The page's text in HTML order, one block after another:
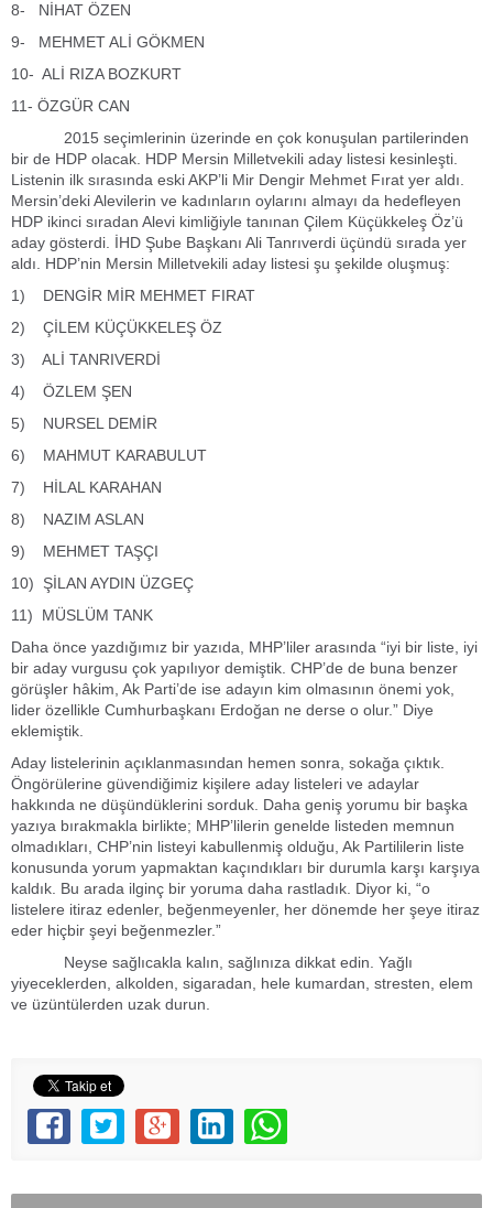
8- NİHAT ÖZEN
9- MEHMET ALİ GÖKMEN
10- ALİ RIZA BOZKURT
11- ÖZGÜR CAN
2015 seçimlerinin üzerinde en çok konuşulan partilerinden
bir de HDP olacak. HDP Mersin Milletvekili aday listesi kesinleşti.
Listenin ilk sırasında eski AKP’li Mir Dengir Mehmet Fırat yer aldı.
Mersin’deki Alevilerin ve kadınların oylarını almayı da hedefleyen
HDP ikinci sıradan Alevi kimliğiyle tanınan Çilem Küçükkeleş Öz’ü
aday gösterdi. İHD Şube Başkanı Ali Tanrıverdi üçündü sırada yer
aldı. HDP’nin Mersin Milletvekili aday listesi şu şekilde oluşmuş:
1) DENGİR MİR MEHMET FIRAT
2) ÇİLEM KÜÇÜKKELEŞ ÖZ
3) ALİ TANRIVERDİ
4) ÖZLEM ŞEN
5) NURSEL DEMİR
6) MAHMUT KARABULUT
7) HİLAL KARAHAN
8) NAZIM ASLAN
9) MEHMET TAŞÇI
10) ŞİLAN AYDIN ÜZGEÇ
11) MÜSLÜM TANK
Daha önce yazdığımız bir yazıda, MHP’liler arasında “iyi bir liste, iyi
bir aday vurgusu çok yapılıyor demiştik. CHP’de de buna benzer
görüşler hâkim, Ak Parti’de ise adayın kim olmasının önemi yok,
lider özellikle Cumhurbaşkanı Erdoğan ne derse o olur.” Diye
eklemiştik.
Aday listelerinin açıklanmasından hemen sonra, sokağa çıktık.
Öngörülerine güvendiğimiz kişilere aday listeleri ve adaylar
hakkında ne düşündüklerini sorduk. Daha geniş yorumu bir başka
yazıya bırakmakla birlikte; MHP’lilerin genelde listeden memnun
olmadıkları, CHP’nin listeyi kabullenmiş olduğu, Ak Partililerin liste
konusunda yorum yapmaktan kaçındıkları bir durumla karşı karşıya
kaldık. Bu arada ilginç bir yoruma daha rastladık. Diyor ki, “o
listelere itiraz edenler, beğenmeyenler, her dönemde her şeye itiraz
eder hiçbir şeyi beğenmezler.”
Neyse sağlıcakla kalın, sağlınıza dikkat edin. Yağlı
yiyeceklerden, alkolden, sigaradan, hele kumardan, stresten, elem
ve üzüntülerden uzak durun.